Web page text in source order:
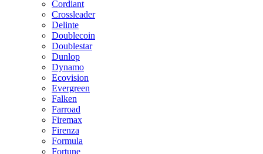
Cordiant
Crossleader
Delinte
Doublecoin
Doublestar
Dunlop
Dynamo
Ecovision
Evergreen
Falken
Farroad
Firemax
Firenza
Formula
Fortune